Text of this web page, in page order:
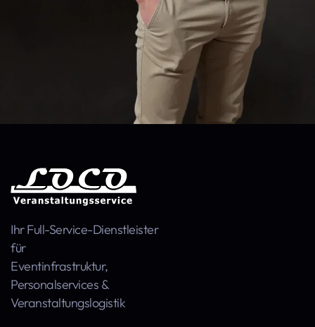
Ihr Full-Service-Dienstleister
für
Event­infra­struktur,
Personal­services &
Veranstaltungs­logistik